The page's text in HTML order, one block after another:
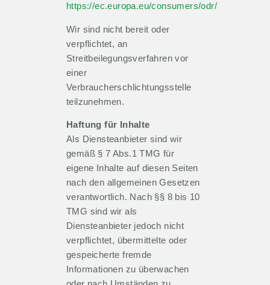
https://ec.europa.eu/consumers/odr/
Wir sind nicht bereit oder
verpflichtet, an
Streitbeilegungsverfahren vor
einer
Verbraucherschlichtungsstelle
teilzunehmen.
Haftung für Inhalte
Als Diensteanbieter sind wir
gemäß § 7 Abs.1 TMG für
eigene Inhalte auf diesen Seiten
nach den allgemeinen Gesetzen
verantwortlich. Nach §§ 8 bis 10
TMG sind wir als
Diensteanbieter jedoch nicht
verpflichtet, übermittelte oder
gespeicherte fremde
Informationen zu überwachen